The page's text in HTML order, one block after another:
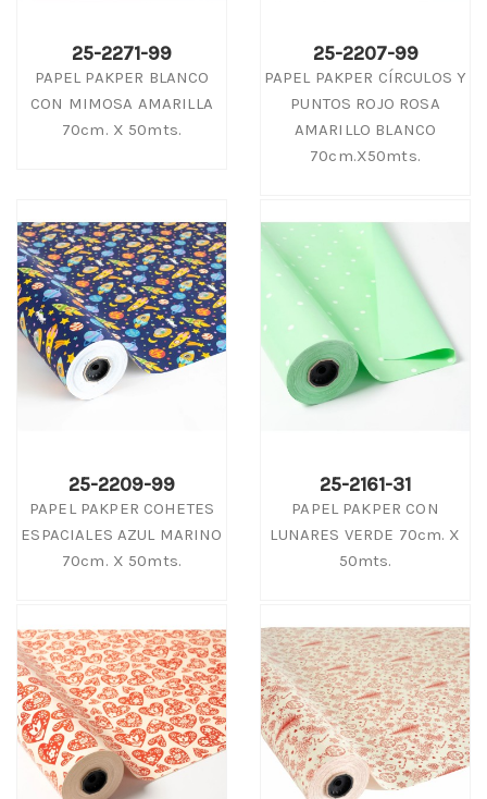
25-2271-99
PAPEL PAKPER BLANCO
CON MIMOSA AMARILLA
70cm. X 50mts.
25-2207-99
PAPEL PAKPER CÍRCULOS Y
PUNTOS ROJO ROSA
AMARILLO BLANCO
70cm.x50mts.
25-2209-99
PAPEL PAKPER COHETES
ESPACIALES AZUL MARINO
70cm. X 50mts.
25-2161-31
PAPEL PAKPER CON
LUNARES VERDE 70cm. X
50mts.